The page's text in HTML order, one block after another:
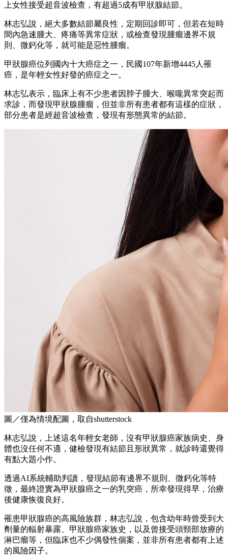
上女性接受超音波檢查，有超過5成有甲狀腺結節。
林志弘說，絕大多數結節屬良性，定期回診即可，但若在短時
間內急速腫大、疼痛等異常症狀，或檢查發現腫瘤邊界不規
則、微鈣化等，就可能是惡性腫瘤。
甲狀腺癌位列國內十大癌症之一，民國107年新增4445人罹
癌，是年輕女性好發的癌症之一。
林志弘表示，臨床上有不少患者因脖子腫大、喉嚨異常突起而
求診，而發現甲狀腺腫瘤，但並非所有患者都有這樣的症狀，
部分患者是經超音波檢查，發現有形態異常的結節。
圖／僅為情境配圖，取自shutterstock
林志弘說，上述這名年輕女老師，沒有甲狀腺癌家族病史、身
體也沒任何不適，健檢發現有結節且形狀異常，就診時還覺得
有點大題小作。
透過AI系統輔助判讀，發現結節有邊界不規則、微鈣化等特
徵，最終證實為甲狀腺癌之一的乳突癌，所幸發現得早，治療
後健康恢復良好。
罹患甲狀腺癌的高風險族群，林志弘說，包含幼年時曾受到大
劑量的輻射暴露、甲狀腺癌家族史，以及曾接受頭頸部放療的
淋巴瘤等，但臨床也不少偶發性個案，並非所有患者都有上述
的風險因子。